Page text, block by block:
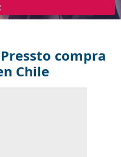
compra
Chile